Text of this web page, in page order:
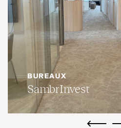
BUREAUX
SambrInvest
ui.previous